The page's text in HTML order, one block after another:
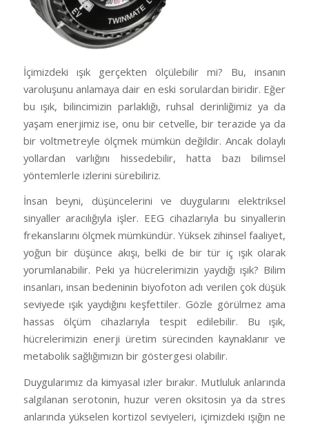
İçimizdeki ışık gerçekten ölçülebilir mi? Bu, insanın
varoluşunu anlamaya dair en eski sorulardan biridir. Eğer
bu ışık, bilincimizin parlaklığı, ruhsal derinliğimiz ya da
yaşam enerjimiz ise, onu bir cetvelle, bir terazide ya da
bir voltmetreyle ölçmek mümkün değildir. Ancak dolaylı
yollardan varlığını hissedebilir, hatta bazı bilimsel
yöntemlerle izlerini sürebiliriz.
İnsan beyni, düşüncelerini ve duygularını elektriksel
sinyaller aracılığıyla işler. EEG cihazlarıyla bu sinyallerin
frekanslarını ölçmek mümkündür. Yüksek zihinsel faaliyet,
yoğun bir düşünce akışı, belki de bir tür iç ışık olarak
yorumlanabilir. Peki ya hücrelerimizin yaydığı ışık? Bilim
insanları, insan bedeninin biyofoton adı verilen çok düşük
seviyede ışık yaydığını keşfettiler. Gözle görülmez ama
hassas ölçüm cihazlarıyla tespit edilebilir. Bu ışık,
hücrelerimizin enerji üretim sürecinden kaynaklanır ve
metabolik sağlığımızın bir göstergesi olabilir.
Duygularımız da kimyasal izler bırakır. Mutluluk anlarında
salgılanan serotonin, huzur veren oksitosin ya da stres
anlarında yükselen kortizol seviyeleri, içimizdeki ışığın ne